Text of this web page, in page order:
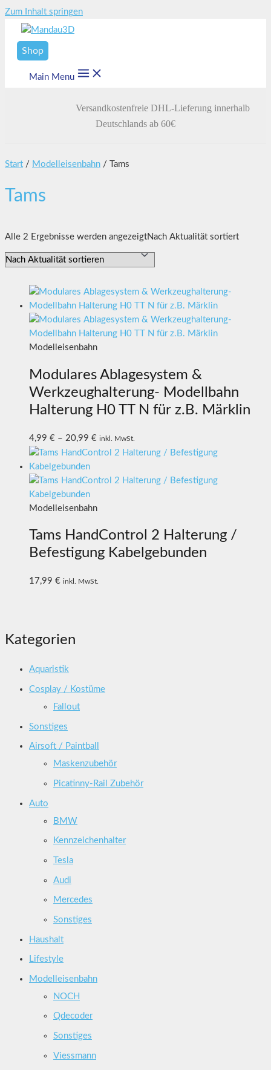
Zum Inhalt springen
Shop
Main Menu
Versandkostenfreie DHL-Lieferung innerhalb
Deutschlands ab 60€
Kategorien
Aquaristik
Cosplay / Kostüme
Fallout
Sonstiges
Airsoft / Paintball
Maskenzubehör
Picatinny-Rail Zubehör
Auto
BMW
Kennzeichenhalter
Tesla
Audi
Mercedes
Sonstiges
Haushalt
Lifestyle
Modelleisenbahn
NOCH
Qdecoder
Sonstiges
Viessmann
Start / Modelleisenbahn / Tams
Tams
Alle 2 Ergebnisse werden angezeigtNach Aktualität sortiert
Modelleisenbahn
Modulares Ablagesystem &
Werkzeughalterung- Modellbahn
Halterung H0 TT N für z.B. Märklin
4,99 € – 20,99 € inkl. MwSt.
Modelleisenbahn
Tams HandControl 2 Halterung /
Befestigung Kabelgebunden
17,99 € inkl. MwSt.